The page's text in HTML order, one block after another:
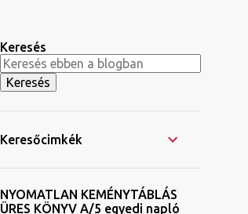
Keresés
Keresőcimkék
NYOMATLAN KEMÉNYTÁBLÁS
ÜRES KÖNYV A/5 egyedi napló